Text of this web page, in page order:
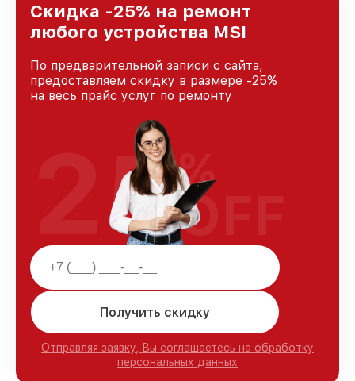
Скидка -25% на ремонт
любого устройства MSI
По предварительной записи с сайта,
предоставляем скидку в размере -25%
на весь прайс услуг по ремонту
Получить скидку
Отправляя заявку, Вы соглашаетесь на обработку
персональных данных
25%
OFF